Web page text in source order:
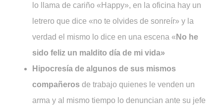
lo llama de cariño «Happy», en la oficina hay un
letrero que dice «no te olvides de sonreír» y la
verdad el mismo lo dice en una escena « No he
sido feliz un maldito día de mi vida»
Hipocresía de algunos de sus mismos
compañeros de trabajo quienes le venden un
arma y al mismo tiempo lo denuncian ante su jefe